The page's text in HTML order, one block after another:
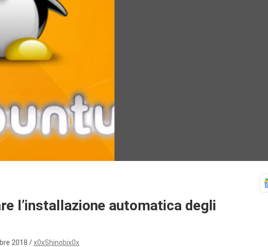
l’installazione automatica degli
2018 x0xShinobix0x